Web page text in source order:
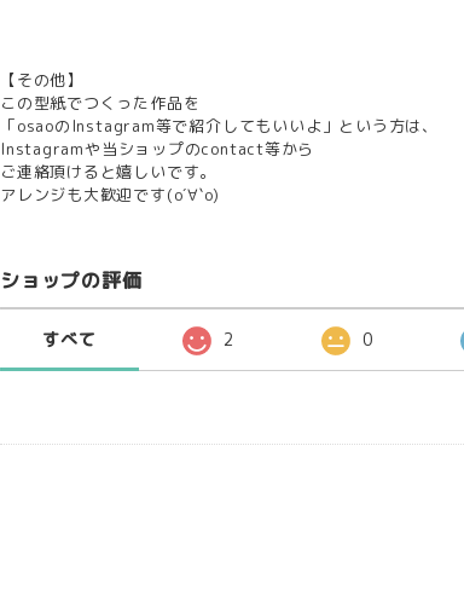
【その他】
この型紙でつくった作品を
「osaoのInstagram等で紹介してもいいよ」という方は、
Instagramや当ショップのcontact等から
ご連絡頂けると嬉しいです。
アレンジも大歓迎です(о´∀`о)
ショップの評価
すべて 2 0